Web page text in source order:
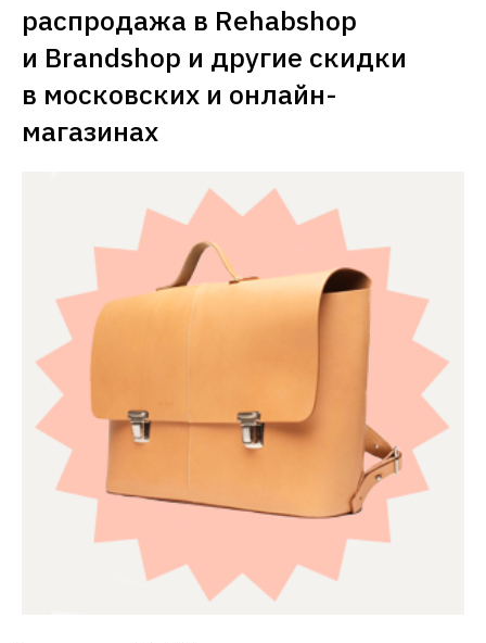
распродажа в Rehabshop
и Brandshop и другие скидки
в московских и онлайн-
магазинах